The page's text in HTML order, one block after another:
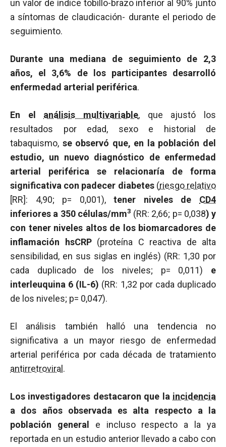
un valor de índice tobillo-brazo inferior al 90% junto
a síntomas de claudicación- durante el periodo de
seguimiento.
Durante una mediana de seguimiento de 2,3
años, el 3,6% de los participantes desarrolló
enfermedad arterial periférica.
En el análisis multivariable, que ajustó los
resultados por edad, sexo e historial de
tabaquismo, se observó que, en la población del
estudio, un nuevo diagnóstico de enfermedad
arterial periférica se relacionaría de forma
significativa con padecer diabetes(riesgo relativo
[RR]: 4,90; p= 0,001),tener niveles de CD4
inferiores a 350 células/mm3 (RR: 2,66; p= 0,038) y
con tener niveles altos de los biomarcadores de
inflamación hsCRP(proteína C reactiva de alta
sensibilidad, en sus siglas en inglés) (RR: 1,30 por
cada duplicado de los niveles; p= 0,011) e
interleuquina 6 (IL-6) (RR: 1,32 por cada duplicado
de los niveles; p= 0,047).
El análisis también halló una tendencia no
significativa a un mayor riesgo de enfermedad
arterial periférica por cada década de tratamiento
antirretroviral .
Los investigadores destacaron que la incidencia
a dos años observada es alta respecto a la
población general
e incluso respecto a la ya
reportada en un estudio anterior llevado a cabo con